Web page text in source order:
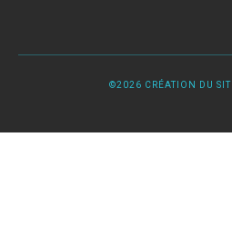
©2026 CRÉATION DU